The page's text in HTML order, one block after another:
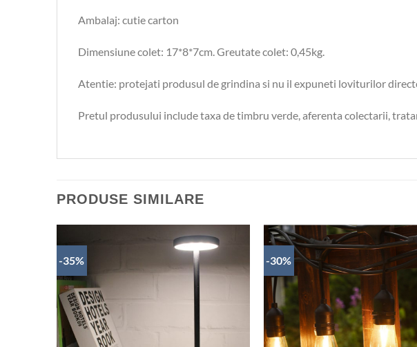
Ambalaj: cutie carton
Dimensiune colet: 17*8*7cm. Greutate colet: 0,45kg.
Atentie: protejati produsul de grindina si nu il expuneti loviturilor
Pretul produsului include taxa de timbru verde, aferenta colectarii,
PRODUSE SIMILARE
-35%
ADAUGĂ
WISHLIST
-30%